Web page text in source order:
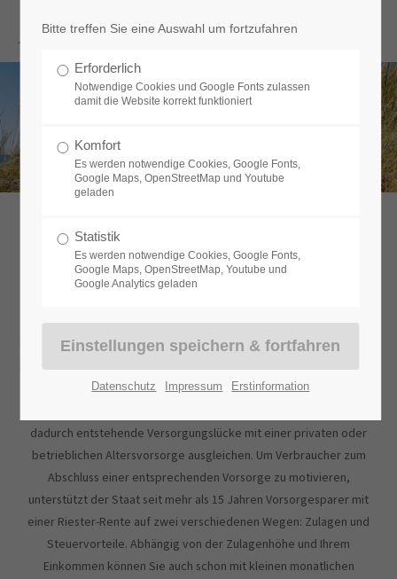
Riester-Rente
Die Riester-Rente wurde 2002 im Zuge der Reform der gesetzlichen
Rentenversicherung eingeführt. Damit die Rentenversicherung auch
noch für jüngere Generationen bezahlbar ist, beschloss die
dadurch entstehende Versorgungslücke mit einer privaten oder
betrieblichen Altersvorsorge ausgleichen. Um Verbraucher zum
Abschluss einer entsprechenden Vorsorge zu motivieren,
unterstützt der Staat seit mehr als 15 Jahren Vorsorgesparer mit
einer Riester-Rente auf zwei verschiedenen Wegen: Zulagen und
Steuervorteile. Abhängig von der Zulagenhöhe und Ihrem
Einkommen können Sie auch schon mit kleinen monatlichen
Bitte treffen Sie eine Auswahl um fortzufahren
Erforderlich
Notwendige Cookies und Google Fonts zulassen
damit die Website korrekt funktioniert
Komfort
Es werden notwendige Cookies, Google Fonts,
Google Maps, OpenStreetMap und Youtube
geladen
Statistik
Es werden notwendige Cookies, Google Fonts,
Google Maps, OpenStreetMap, Youtube und
Google Analytics geladen
Datenschutz Impressum Erstinformation